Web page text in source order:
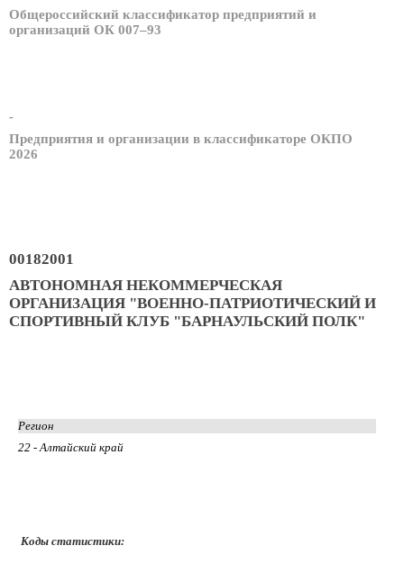
Общероссийский классификатор предприятий и
организаций ОК 007–93
-
Предприятия и организации в классификаторе ОКПО
2026
00182001
АВТОНОМНАЯ НЕКОММЕРЧЕСКАЯ
ОРГАНИЗАЦИЯ "ВОЕННО-ПАТРИОТИЧЕСКИЙ И
СПОРТИВНЫЙ КЛУБ "БАРНАУЛЬСКИЙ ПОЛК"
Регион
22 - Алтайский край
Коды статистики: